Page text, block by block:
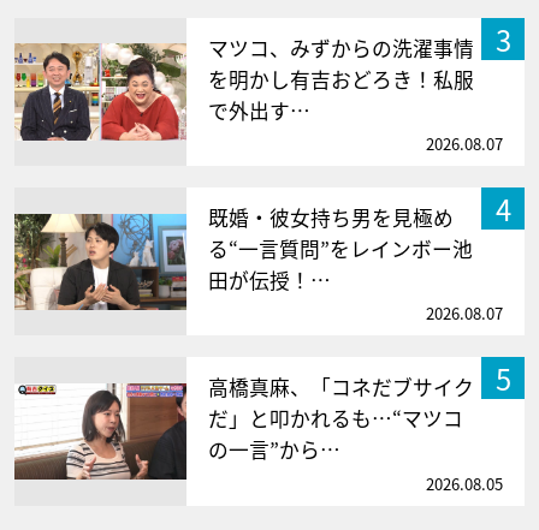
3
マツコ、みずからの洗濯事情
を明かし有吉おどろき！私服
で外出す…
2026.08.07
4
既婚・彼女持ち男を見極め
る“一言質問”をレインボー池
田が伝授！…
2026.08.07
5
高橋真麻、「コネだブサイク
だ」と叩かれるも…“マツコ
の一言”から…
2026.08.05